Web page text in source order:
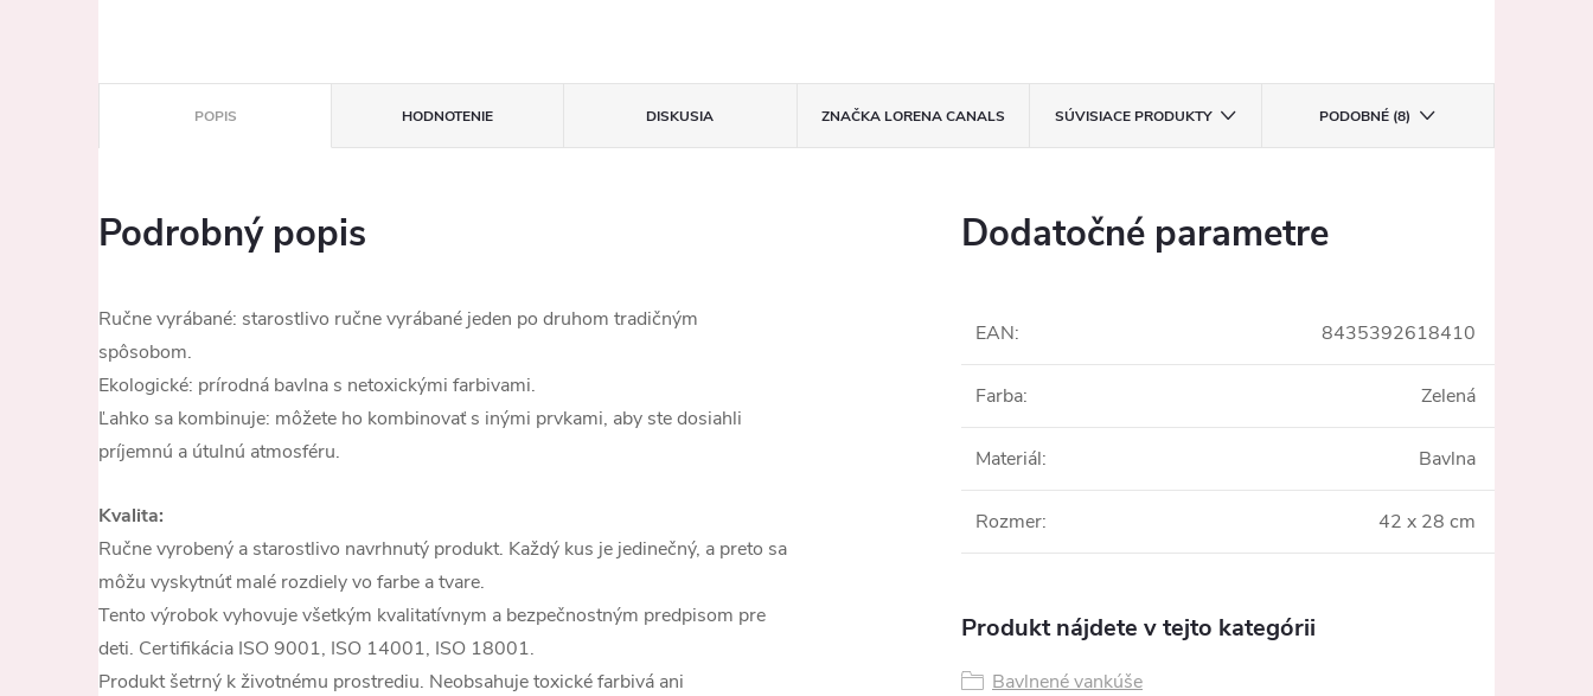
POPIS HODNOTENIE DISKUSIA ZNAČKALORENA CANALS SÚVISIACE PRODUKTY PODOBNÉ (8)
Podrobný popis
Ručne vyrábané: starostlivo ručne vyrábané jeden po druhom tradičným
spôsobom.
Ekologické: prírodná bavlna s netoxickými farbivami.
Ľahko sa kombinuje: môžete ho kombinovať s inými prvkami, aby ste dosiahli
príjemnú a útulnú atmosféru.
Kvalita:
Ručne vyrobený a starostlivo navrhnutý produkt. Každý kus je jedinečný, a preto sa
môžu vyskytnúť malé rozdiely vo farbe a tvare.
Tento výrobok vyhovuje všetkým kvalitatívnym a bezpečnostným predpisom pre
deti. Certifikácia ISO 9001, ISO 14001, ISO 18001.
Produkt šetrný k životnému prostrediu. Neobsahuje toxické farbivá ani
Dodatočné parametre
EAN: 8435392618410
Farba: Zelená
Materiál: Bavlna
Rozmer: 42 x 28 cm
Produkt nájdete v tejto kategórii
Bavlnené vankúše